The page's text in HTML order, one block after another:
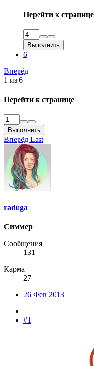
Перейти к странице
Выполнить
6
Вперёд
1 из 6
Перейти к странице
Выполнить
Вперёд Last
raduga
Симмер
Сообщения
131
Карма
27
26 Фев 2013
#1